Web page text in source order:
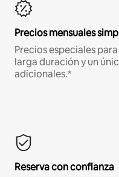
Precios mensuales
Precios especiales
larga duración y un
adicionales.*
Reserva con confianza